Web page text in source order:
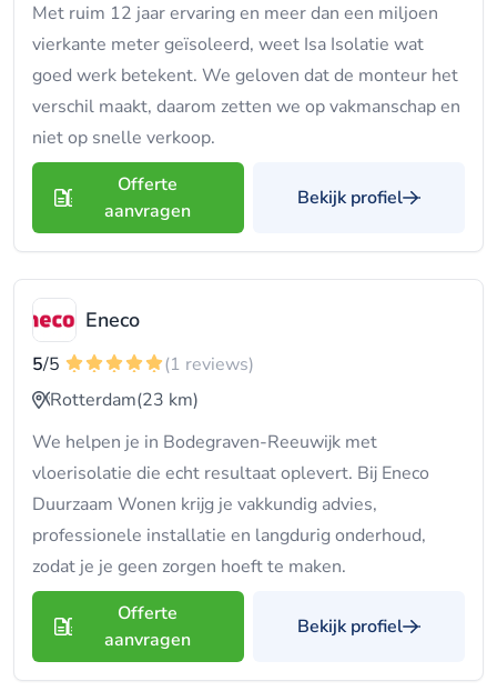
Met ruim 12 jaar ervaring en meer dan een miljoen
vierkante meter geïsoleerd, weet Isa Isolatie wat
goed werk betekent. We geloven dat de monteur het
verschil maakt, daarom zetten we op vakmanschap en
niet op snelle verkoop.
Offerte
aanvragen
Bekijk profiel
Eneco
5/5
(1 reviews)
Rotterdam(23 km)
We helpen je in Bodegraven-Reeuwijk met
vloerisolatie die echt resultaat oplevert. Bij Eneco
Duurzaam Wonen krijg je vakkundig advies,
professionele installatie en langdurig onderhoud,
zodat je je geen zorgen hoeft te maken.
Offerte
aanvragen
Bekijk profiel